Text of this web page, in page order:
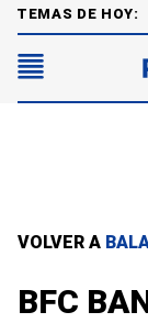
VOLVER A
BFC
TEMAS DE HOY: